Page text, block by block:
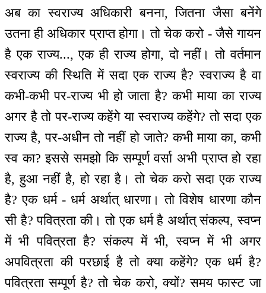
अब का स्वराज्य अधिकारी बनना, जितना जैसा बनेंगे
उतना ही अधिकार प्राप्त होगा। तो चेक करो - जैसे गायन
है एक राज्य..., एक ही राज्य होगा, दो नहीं। तो वर्तमान
स्वराज्य की स्थिति में सदा एक राज्य है? स्वराज्य है वा
कभी-कभी पर-राज्य भी हो जाता है? कभी माया का राज्य
अगर है तो पर-राज्य कहेंगे या स्वराज्य कहेंगे? तो सदा एक
राज्य है, पर-अधीन तो नहीं हो जाते? कभी माया का, कभी
स्व का? इससे समझो कि सम्पूर्ण वर्सा अभी प्राप्त हो रहा
है, हुआ नहीं है, हो रहा है। तो चेक करो सदा एक राज्य
है? एक धर्म - धर्म अर्थात् धारणा। तो विशेष धारणा कौन
सी है? पवित्रता की। तो एक धर्म है अर्थात् संकल्प, स्वप्न
में भी पवित्रता है? संकल्प में भी, स्वप्न में भी अगर
अपवित्रता की परछाई है तो क्या कहेंगे? एक धर्म है?
पवित्रता सम्पूर्ण है? तो चेक करो, क्यों? समय फास्ट जा